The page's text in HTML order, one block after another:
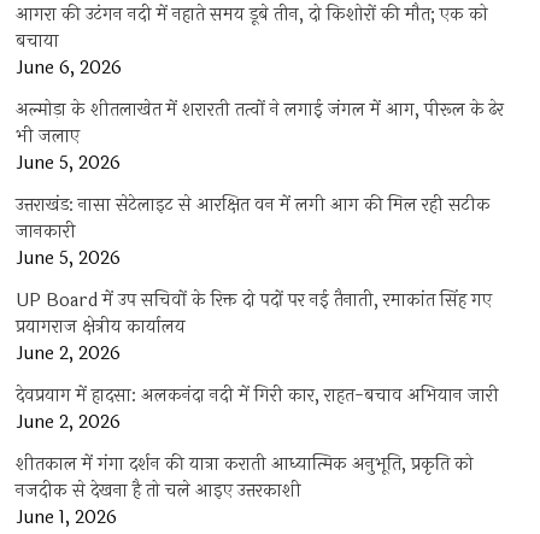
आगरा की उटंगन नदी में नहाते समय डूबे तीन, दो किशोरों की मौत; एक को
बचाया
June 6, 2026
अल्मोड़ा के शीतलाखेत में शरारती तत्वों ने लगाई जंगल में आग, पीरूल के ढेर
भी जलाए
June 5, 2026
उत्तराखंड: नासा सेटेलाइट से आरक्षित वन में लगी आग की मिल रही सटीक
जानकारी
June 5, 2026
UP Board में उप सचिवों के रिक्त दो पदों पर नई तैनाती, रमाकांत सिंह गए
प्रयागराज क्षेत्रीय कार्यालय
June 2, 2026
देवप्रयाग में हादसा: अलकनंदा नदी में गिरी कार, राहत-बचाव अभियान जारी
June 2, 2026
शीतकाल में गंगा दर्शन की यात्रा कराती आध्यात्मिक अनुभूति, प्रकृति को
नजदीक से देखना है तो चले आइए उत्तरकाशी
June 1, 2026